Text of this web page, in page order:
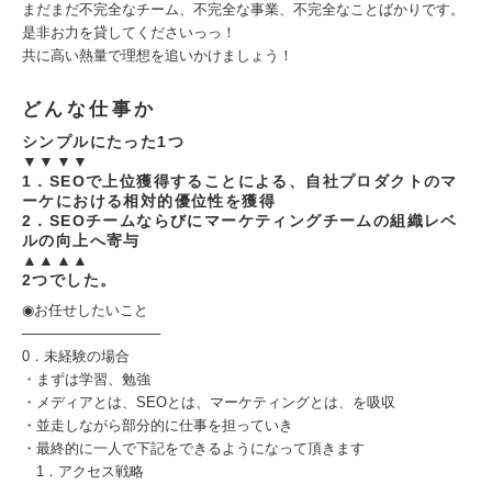
まだまだ不完全なチーム、不完全な事業、不完全なことばかりです。
是非お力を貸してくださいっっ！
共に高い熱量で理想を追いかけましょう！
どんな仕事か
シンプルにたった1つ
▼▼▼▼
1．SEOで上位獲得することによる、自社プロダクトのマ
ーケにおける相対的優位性を獲得
2．SEOチームならびにマーケティングチームの組織レベ
ルの向上へ寄与
▲▲▲▲
2つでした。
◉お任せしたいこと
──────────────
0．未経験の場合
・まずは学習、勉強
・メディアとは、SEOとは、マーケティングとは、を吸収
・並走しながら部分的に仕事を担っていき
・最終的に一人で下記をできるようになって頂きます
1．アクセス戦略